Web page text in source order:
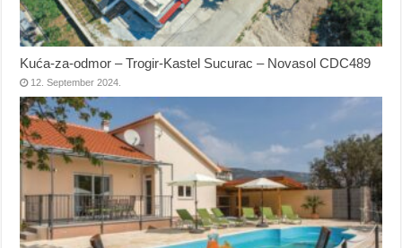
Kuća-za-odmor – Trogir-Kastel Sucurac – Novasol CDC489
12. September 2024.